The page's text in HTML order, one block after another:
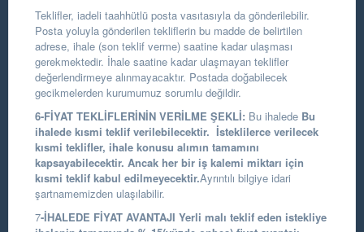
Teklifler, iadeli taahhütlü posta vasıtasıyla da gönderilebilir.
Posta yoluyla gönderilen tekliflerin bu madde de belirtilen
adrese, ihale (son teklif verme) saatine kadar ulaşması
gerekmektedir. İhale saatine kadar ulaşmayan teklifler
değerlendirmeye alınmayacaktır. Postada doğabilecek
gecikmelerden kurumumuz sorumlu değildir.
6-FİYAT TEKLİFLERİNİN VERİLME ŞEKLİ: Bu ihalede Bu
ihalede kısmi teklif verilebilecektir. İsteklilerce verilecek
kısmi teklifler, ihale konusu alımın tamamını
kapsayabilecektir. Ancak her bir iş kalemi miktarı için
kısmi teklif kabul edilmeyecektir.Ayrıntılı bilgiye idari
şartnamemizden ulaşılabilir.
7-İHALEDE FİYAT AVANTAJI Yerli malı teklif eden istekliye